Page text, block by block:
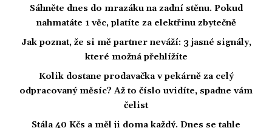
Sáhněte dnes do mrazáku na zadní stěnu. Pokud
nahmatáte 1 věc, platíte za elektřinu zbytečně
Jak poznat, že si mě partner neváží: 3 jasné signály,
které možná přehlížíte
Kolik dostane prodavačka v pekárně za celý
odpracovaný měsíc? Až to číslo uvidíte, spadne vám
čelist
Stála 40 Kčs a měl ji doma každý. Dnes se tahle